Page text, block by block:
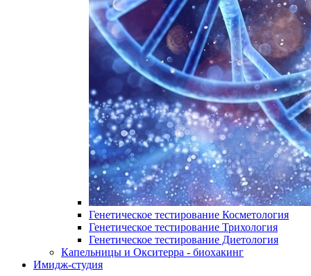
Генетическое тестирование Косметология
Генетическое тестирование Трихология
Генетическое тестирование Диетология
Капельницы и Окситерра - биохакинг
Имидж-студия